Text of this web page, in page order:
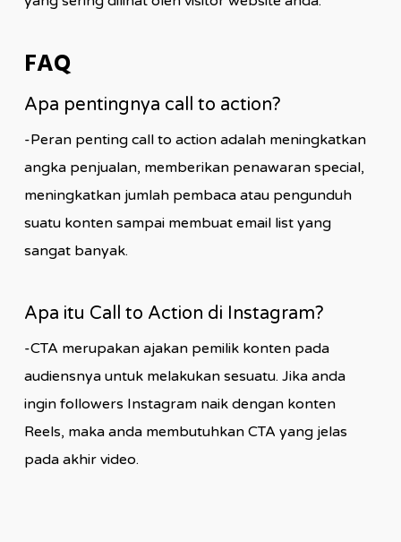
FAQ
Apa pentingnya call to action?
-Peran penting call to action adalah meningkatkan
angka penjualan, memberikan penawaran special,
meningkatkan jumlah pembaca atau pengunduh
suatu konten sampai membuat email list yang
sangat banyak.
Apa itu Call to Action di Instagram?
-CTA merupakan ajakan pemilik konten pada
audiensnya untuk melakukan sesuatu. Jika anda
ingin followers Instagram naik dengan konten
Reels, maka anda membutuhkan CTA yang jelas
pada akhir video.